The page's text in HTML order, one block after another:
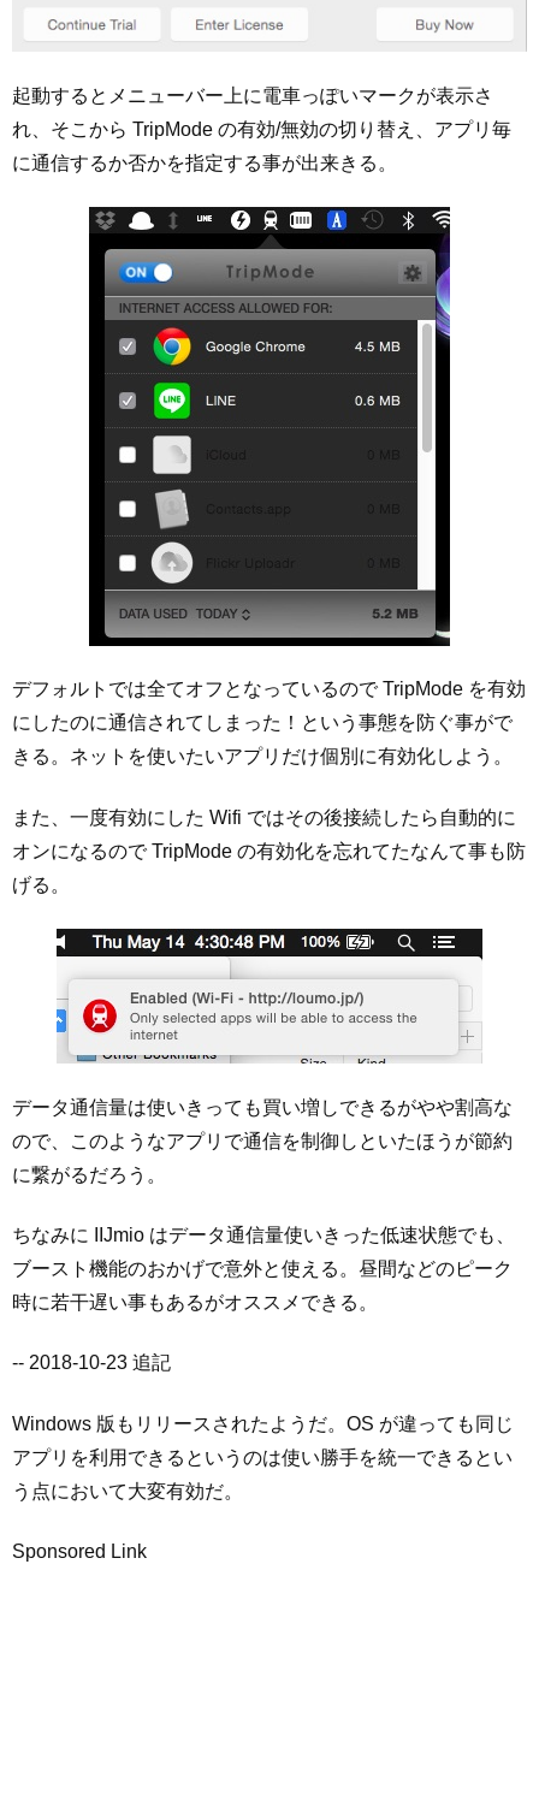
起動するとメニューバー上に電車っぽいマークが表示さ
れ、そこから TripMode の有効/無効の切り替え、アプリ毎
に通信するか否かを指定する事が出来きる。
デフォルトでは全てオフとなっているので TripMode を有効
にしたのに通信されてしまった！という事態を防ぐ事がで
きる。ネットを使いたいアプリだけ個別に有効化しよう。
また、一度有効にした Wifi ではその後接続したら自動的に
オンになるので TripMode の有効化を忘れてたなんて事も防
げる。
データ通信量は使いきっても買い増しできるがやや割高な
ので、このようなアプリで通信を制御しといたほうが節約
に繋がるだろう。
ちなみに IIJmio はデータ通信量使いきった低速状態でも、
ブースト機能のおかげで意外と使える。昼間などのピーク
時に若干遅い事もあるがオススメできる。
-- 2018-10-23 追記
Windows 版もリリースされたようだ。OS が違っても同じ
アプリを利用できるというのは使い勝手を統一できるとい
う点において大変有効だ。
Sponsored Link